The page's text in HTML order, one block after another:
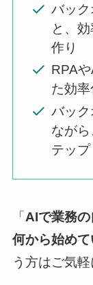
バッ
と、
作り
RPA
た効
バッ
なが
テップ
「AIで業務
何から始めて
う方はご気